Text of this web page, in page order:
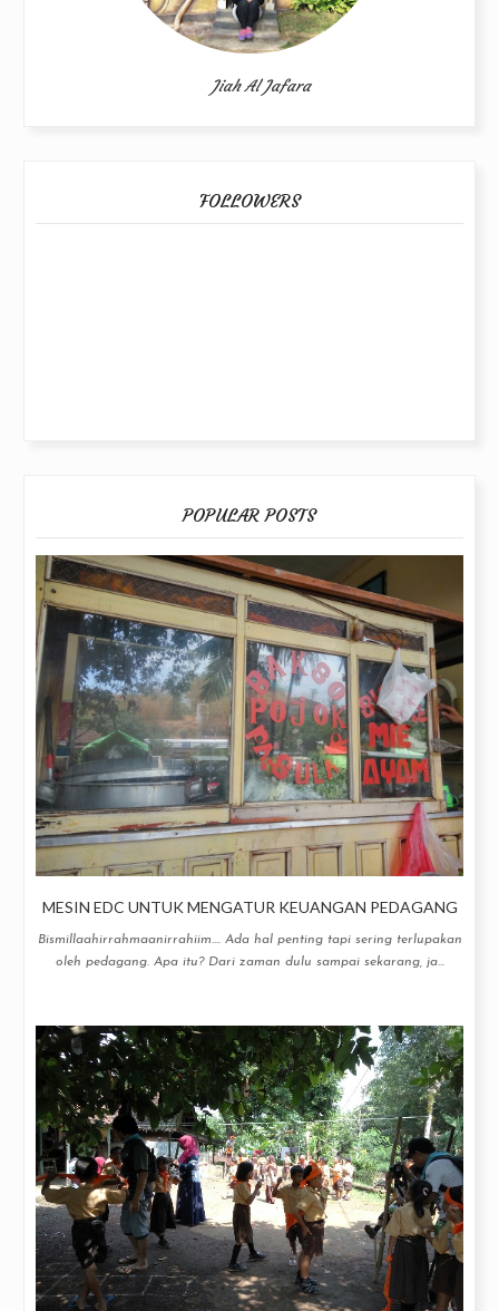
Jiah Al Jafara
FOLLOWERS
POPULAR POSTS
MESIN EDC UNTUK MENGATUR KEUANGAN PEDAGANG
Bismillaahirrahmaanirrahiim.... Ada hal penting tapi sering terlupakan
oleh pedagang. Apa itu? Dari zaman dulu sampai sekarang, ja...